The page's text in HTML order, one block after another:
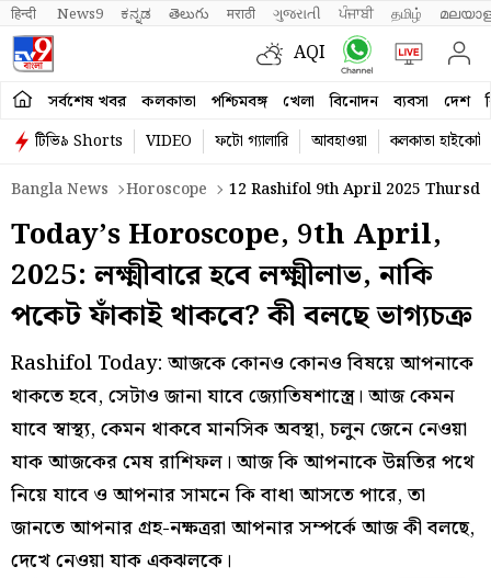
हिन्दी News9 ಕನ್ನಡ తెలుగు मराठी ગુજરાતી ਪੰਜਾਬੀ தமிழ்
AQI
সর্বশেষ খবর কলকাতা পশ্চিমবঙ্গ খেলা বিনোদন ব্যবসা দেশ
টিভি৯ Shorts VIDEO ফটো গ্যালারি আবহাওয়া
কলকাতা হাইকোর্ট
Bangla News
Horoscope 12 Rashifol 9th April 2025
Today’s Horoscope, 9th April,
2025: লক্ষ্মীবারে হবে লক্ষ্মীলাভ, নাকি
পকেট ফাঁকাই থাকবে? কী বলছে ভাগ্যচক্র
Rashifol Today: আজকে কোনও কোনও বিষয়ে আপনাকে
থাকতে হবে, সেটাও জানা যাবে জ্যোতিষশাস্ত্রে। আজ কেমন
যাবে স্বাস্থ্য, কেমন থাকবে মানসিক অবস্থা, চলুন জেনে নেওয়া
যাক আজকের মেষ রাশিফল। আজ কি আপনাকে উন্নতির পথে
নিয়ে যাবে ও আপনার সামনে কি বাধা আসতে পারে, তা
জানতে আপনার গ্রহ-নক্ষত্ররা আপনার সম্পর্কে আজ কী বলছে,
দেখে নেওয়া যাক একঝলকে।